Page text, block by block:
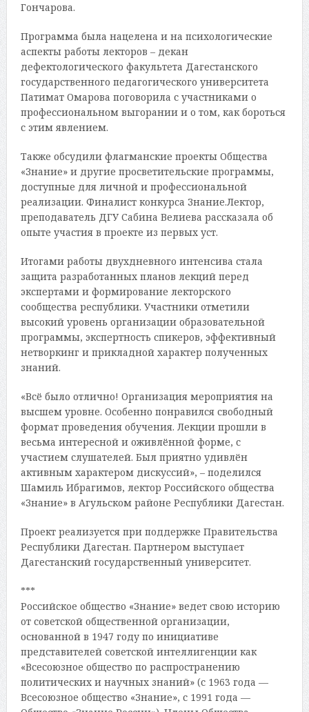
Гончарова.
Программа была нацелена и на психологические
аспекты работы лекторов – декан
дефектологического факультета Дагестанского
государственного педагогического университета
Патимат Омарова поговорила с участниками о
профессиональном выгорании и о том, как бороться
с этим явлением.
Также обсудили флагманские проекты Общества
«Знание» и другие просветительские программы,
доступные для личной и профессиональной
реализации. Финалист конкурса Знание.Лектор,
преподаватель ДГУ Сабина Велиева рассказала об
опыте участия в проекте из первых уст.
Итогами работы двухдневного интенсива стала
защита разработанных планов лекций перед
экспертами и формирование лекторского
сообщества республики. Участники отметили
высокий уровень организации образовательной
программы, экспертность спикеров, эффективный
нетворкинг и прикладной характер полученных
знаний.
«Всё было отлично! Организация мероприятия на
высшем уровне. Особенно понравился свободный
формат проведения обучения. Лекции прошли в
весьма интересной и оживлённой форме, с
участием слушателей. Был приятно удивлён
активным характером дискуссий», – поделился
Шамиль Ибрагимов, лектор Российского общества
«Знание» в Агульском районе Республики Дагестан.
Проект реализуется при поддержке Правительства
Республики Дагестан. Партнером выступает
Дагестанский государственный университет.
***
Российское общество «Знание» ведет свою историю
от советской общественной организации,
основанной в 1947 году по инициативе
представителей советской интеллигенции как
«Всесоюзное общество по распространению
политических и научных знаний» (с 1963 года —
Всесоюзное общество «Знание», с 1991 года —